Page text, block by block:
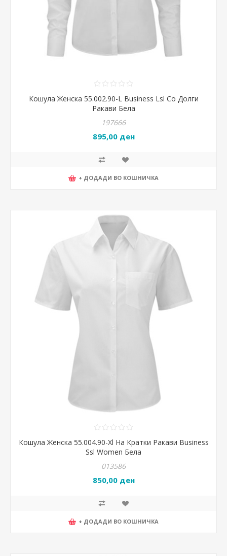
Кошула Женска 55.002.90-L Business Lsl Со Долги
Ракави Бела
197666
895,00 ден
+ ДОДАДИ ВО КОШНИЧКА
Кошула Женска 55.004.90-Xl На Кратки Ракави Business
Ssl Women Бела
013586
850,00 ден
+ ДОДАДИ ВО КОШНИЧКА